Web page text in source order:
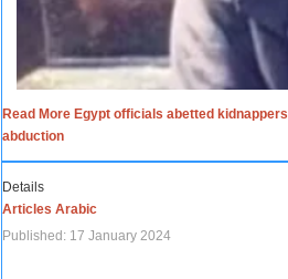
Read More Egypt officials abetted
abduction
Details
Articles Arabic
Published: 17 January 2024